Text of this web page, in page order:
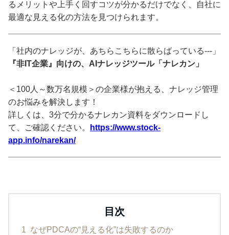
るメリットや上手く回すコツが分かるだけでなく、自社に
最適な見える化の方法を見つけられます。
「社内のナレッジが、あちらこちらに散らばっている---」
『非IT企業』向けの、AIナレッジツール「ナレカン」
＜100人～数万名規模＞の企業様が抱える、ナレッジ管理
のお悩みを解決します！
詳しくは、3分で分かるナレカン資料をダウンロードし
て、ご確認ください。
https://www.stock-
app.info/narekan/
目次
1 なぜPDCAの“見える化”は失敗するのか